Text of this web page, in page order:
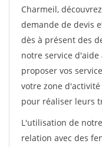
Charmeil,
demande de devis
dès à présent des
notre service
proposer vos
votre zone
pour réaliser leurs
L'utilisation de
relation avec des